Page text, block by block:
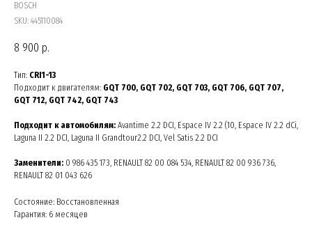
BOSCH
SKU: 445110084
8 900 р.
Тип: CRI1-13
Подходит к двигателям: GQT 700, GQT 702, GQT 703, GQT 706, GQT 707,
GQT 712, GQT 742, GQT 743
Подходит к автомобилям: Avantime 2.2 DCI, Espace IV 2.2 (10, Espace IV 2.2 dCi,
Laguna II 2.2 DCI, Laguna II Grandtour2.2 DCI, Vel Satis 2.2 DCI
Заменители: 0 986 435 173, RENAULT 82 00 084 534, RENAULT 82 00 936 736,
RENAULT 82 01 043 626
Состояние: Восстановленная
Гарантия: 6 месяцев